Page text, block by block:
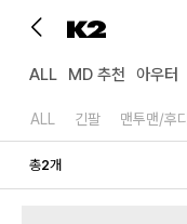
ALL MD 추천 아우터
ALL 긴팔 맨투맨/후디
총2개